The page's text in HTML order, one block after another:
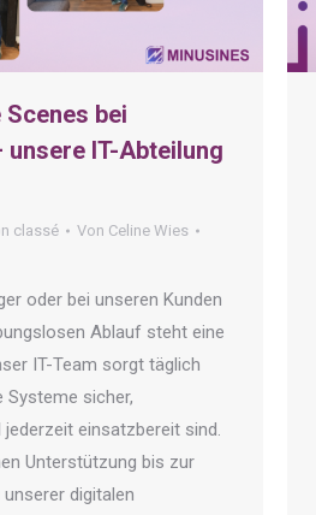
Scenes bei
unsere IT-Abteilung
classé Von Celine Wies
oder bei unseren Kunden
Ablauf steht eine
IT-Team sorgt täglich
Systeme sicher,
jederzeit einsatzbereit sind.
Unterstützung bis zur
digitalen